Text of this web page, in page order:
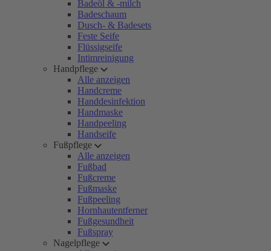
Badeöl & -milch
Badeschaum
Dusch- & Badesets
Feste Seife
Flüssigseife
Intimreinigung
Handpflege
Alle anzeigen
Handcreme
Handdesinfektion
Handmaske
Handpeeling
Handseife
Fußpflege
Alle anzeigen
Fußbad
Fußcreme
Fußmaske
Fußpeeling
Hornhautentferner
Fußgesundheit
Fußspray
Nagelpflege